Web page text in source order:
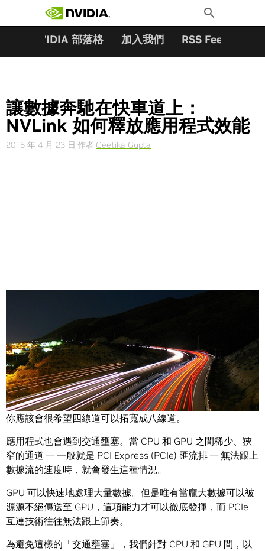
Toggle
Search
NVIDIA 部落格 加入我們 RSS Feeds
讓數據奔馳在快車道上：
NVLink 如何釋放應用程式效能
2015 年 4 月 23 日 作者 Geetika Gupta
如果你得經歷擁擠交通才能到達工作地點開始你的每一天，
你應該會很希望四線道可以拓寬成八線道。
應用程式也會遇到交通壅塞。當 CPU 和 GPU 之間稀少、狹
窄的通道 — 一般就是 PCI Express (PCIe) 匯流排 — 無法跟上
數據流的速度時，就會發生這種情況。
GPU 可以快速地處理大量數據。但是唯有當龐大數據可以被
源源不絕傳送至 GPU，這項能力才可以徹底發揮，而 PCIe
互連技術往往無法跟上節奏。
為避免這樣的「交通壅塞」，我們針對 CPU 和 GPU 間，以